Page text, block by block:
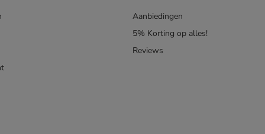
Aanbiedingen
5% Korting op alles!
Reviews